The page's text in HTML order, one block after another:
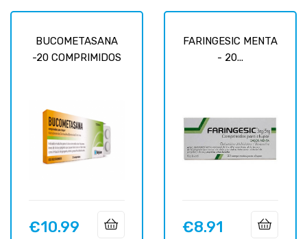
BUCOMETASANA
-20 COMPRIMIDOS
Price
€10.99
FARINGESIC MENTA
- 20...
Price
€8.91